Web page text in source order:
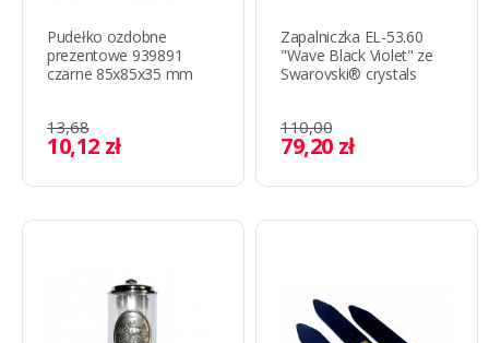
Pudełko ozdobne
prezentowe 939891
czarne 85x85x35 mm
13,68
10,12 zł
Zapalniczka EL-53.60
"Wave Black Violet" ze
Swarovski® crystals
110,00
79,20 zł